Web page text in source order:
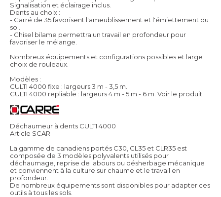
Signalisation et éclairage inclus.
Dents au choix :
- Carré de 35 favorisent l'ameublissement et l'émiettement du
sol.
- Chisel bilame permettra un travail en profondeur pour
favoriser le mélange.
Nombreux équipements et configurations possibles et large
choix de rouleaux.
Modèles :
CULTI 4000 fixe : largeurs 3 m - 3,5 m.
CULTI 4000 repliable : largeurs 4 m - 5 m - 6 m. Voir le produit
Déchaumeur à dents CULTI 4000
Article SCAR
La gamme de canadiens portés C30, CL35 et CLR35 est
composée de 3 modèles polyvalents utilisés pour
déchaumage, reprise de labours ou désherbage mécanique
et conviennent à la culture sur chaume et le travail en
profondeur.
De nombreux équipements sont disponibles pour adapter ces
outils à tous les sols.